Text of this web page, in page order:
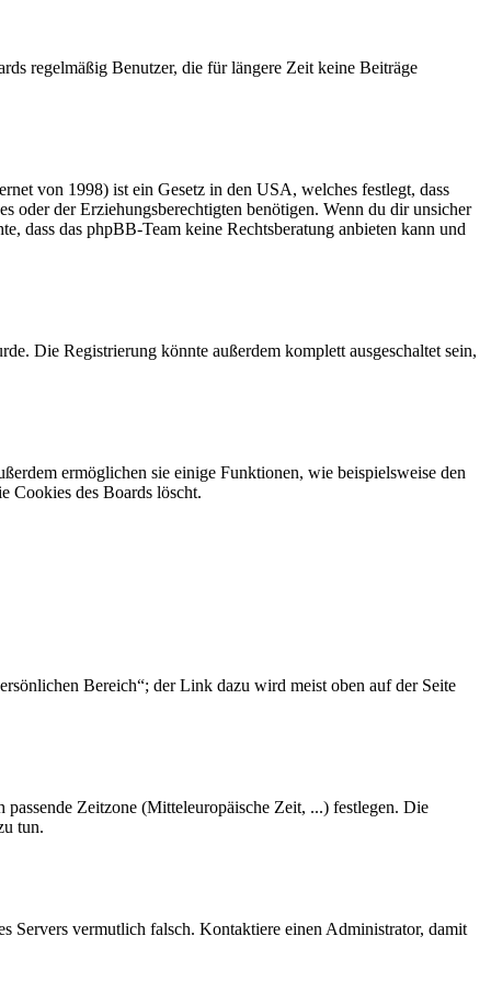
regelmäßig Benutzer, die für längere Zeit keine Beiträge
von 1998) ist ein Gesetz in den USA, welches festlegt, dass
oder der Erziehungsberechtigten benötigen. Wenn du dir unsicher
dass das phpBB-Team keine Rechtsberatung anbieten kann und
Die Registrierung könnte außerdem komplett ausgeschaltet sein,
ermöglichen sie einige Funktionen, wie beispielsweise den
Cookies des Boards löscht.
Bereich“; der Link dazu wird meist oben auf der Seite
Zeitzone (Mitteleuropäische Zeit, ...) festlegen. Die
tun.
Servers vermutlich falsch. Kontaktiere einen Administrator, damit